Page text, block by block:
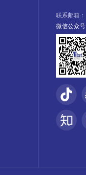
联系邮箱：
微信公众号